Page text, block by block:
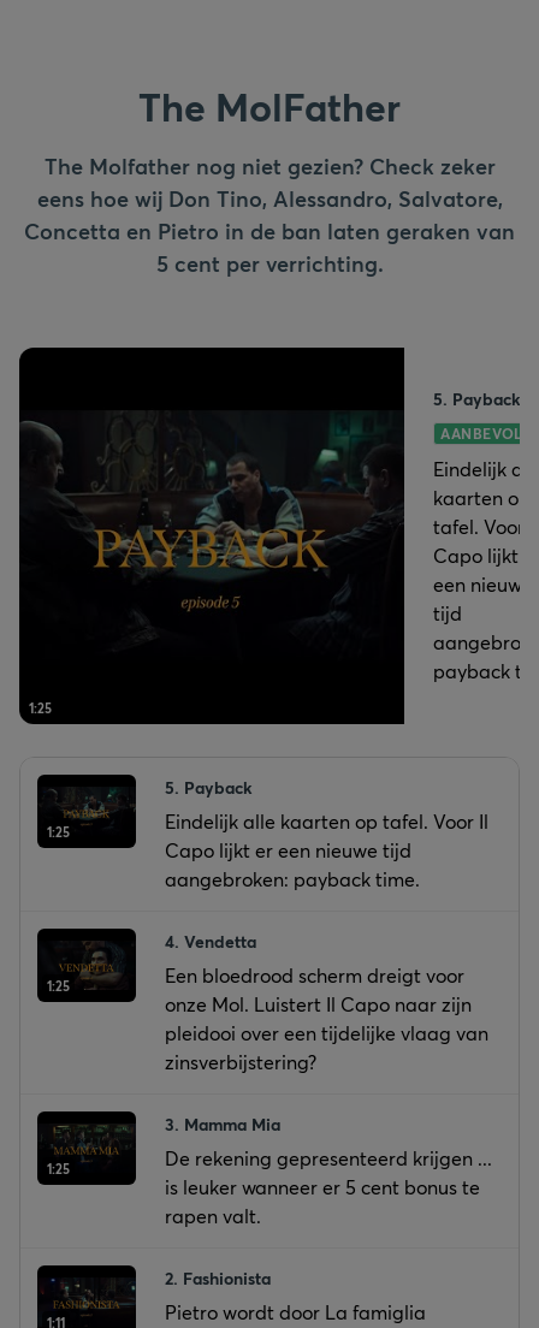
The MolFather
The Molfather nog niet gezien? Check zeker
eens hoe wij Don Tino, Alessandro, Salvatore,
Concetta en Pietro in de ban laten geraken van
5 cent per verrichting.
1:25
5. Payback
Eindelijk
kaarten op
tafel. Voor Il
Capo lijkt
een nieuwe
tijd
payback
1:25
5. Payback
Eindelijk alle kaarten op tafel. Voor Il
Capo lijkt er een nieuwe tijd
aangebroken: payback time.
1:25
4. Vendetta
Een bloedrood scherm dreigt voor
onze Mol. Luistert Il Capo naar zijn
pleidooi over een tijdelijke vlaag van
zinsverbijstering?
1:25
3. Mamma Mia
De rekening gepresenteerd krijgen ...
is leuker wanneer er 5 cent bonus te
rapen valt.
1:11
2. Fashionista
Pietro wordt door La famiglia